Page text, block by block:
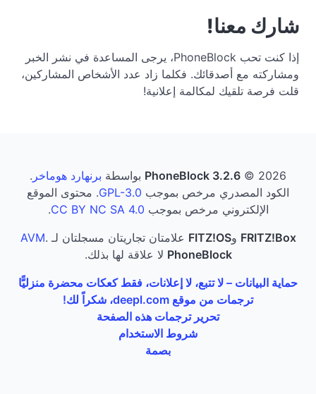
شارك معنا!
إذا كنت تحب PhoneBlock، يرجى المساعدة في نشر الخبر
ومشاركته مع أصدقائك. فكلما زاد عدد الأشخاص المشاركين،
قلت فرصة تلقيك لمكالمة إعلانية!
PhoneBlock 3.2.6 © 2026 بواسطة برنهارد هوماخر .
الكود المصدري مرخص بموجب GPL-3.0. محتوى الموقع
الإلكتروني مرخص بموجب CC BY NC SA 4.0
.
FRITZ!Box وFITZ!OS علامتان تجاريتان مسجلتان لـ AVM.
PhoneBlock لا علاقة لها بذلك.
حماية البيانات – لا تتبع، لا إعلانات، فقط كعكات محضرة منزليًّا
ترجمات من موقع deepl.com، شكراً لك!
تحرير ترجمات هذه الصفحة
شروط الاستخدام
بصمة